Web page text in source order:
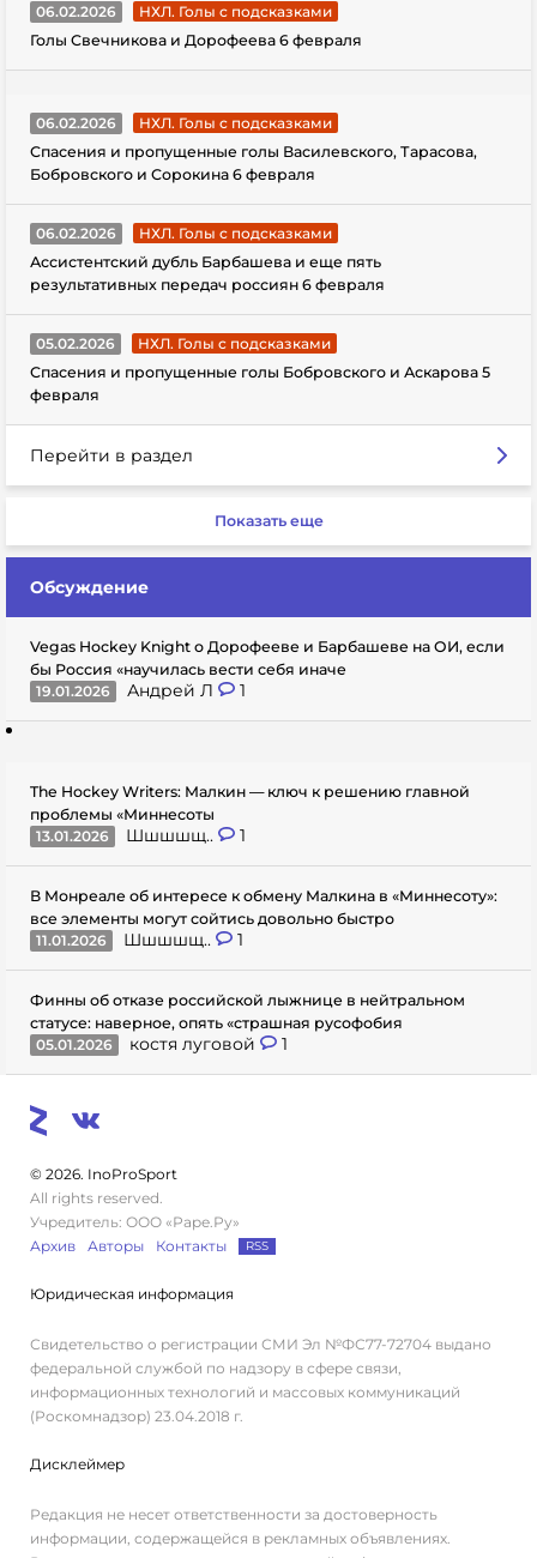
06.02.2026
НХЛ. Голы с подсказками
Голы Свечникова и Дорофеева 6 февраля
06.02.2026
НХЛ. Голы с подсказками
Спасения и пропущенные голы Василевского, Тарасова,
Бобровского и Сорокина 6 февраля
06.02.2026
НХЛ. Голы с подсказками
Ассистентский дубль Барбашева и еще пять
результативных передач россиян 6 февраля
05.02.2026
НХЛ. Голы с подсказками
Спасения и пропущенные голы Бобровского и Аскарова 5
февраля
Перейти в раздел
Показать еще
Обсуждение
Vegas Hockey Knight о Дорофееве и Барбашеве на ОИ, если
бы Россия «научилась вести себя иначе
19.01.2026
Андрей Л 1
The Hockey Writers: Малкин — ключ к решению главной
проблемы «Миннесоты
13.01.2026
Шшшшщ.. 1
В Монреале об интересе к обмену Малкина в «Миннесоту»:
все элементы могут сойтись довольно быстро
11.01.2026
Шшшшщ.. 1
Финны об отказе российской лыжнице в нейтральном
статусе: наверное, опять «страшная русофобия
05.01.2026
костя луговой 1
© 2026. InoProSport
All rights reserved.
Учредитель: ООО «Раре.Ру»
Архив
Авторы Контакты RSS
Юридическая информация
Свидетельство о регистрации СМИ Эл №ФС77-72704 выдано
федеральной службой по надзору в сфере связи,
информационных технологий и массовых коммуникаций
(Роскомнадзор) 23.04.2018 г.
Дисклеймер
Редакция не несет ответственности за достоверность
информации, содержащейся в рекламных объявлениях.